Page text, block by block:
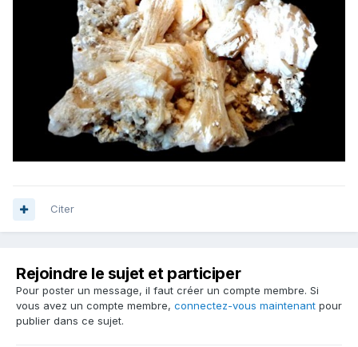
Citer
Rejoindre le sujet et participer
Pour poster un message, il faut créer un compte membre. Si
vous avez un compte membre, connectez-vous maintenant pour
publier dans ce sujet.